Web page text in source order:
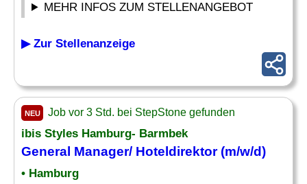
MEHR INFOS ZUM STELLENANGEBOT
▶ Zur Stellenanzeige
NEU Job vor 3 Std. bei StepStone gefunden
ibis Styles Hamburg- Barmbek
General Manager/ Hoteldirektor (m/w/d)
• Hamburg